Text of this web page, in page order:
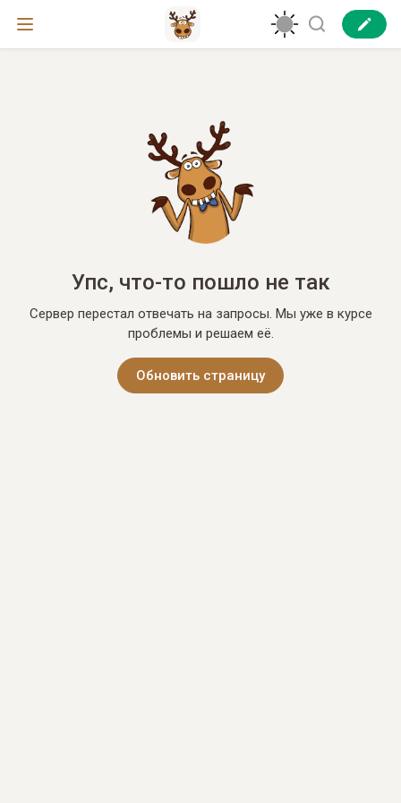
Упс, что-то пошло не так
Сервер перестал отвечать на запросы. Мы уже в курсе
проблемы и решаем её.
Обновить страницу